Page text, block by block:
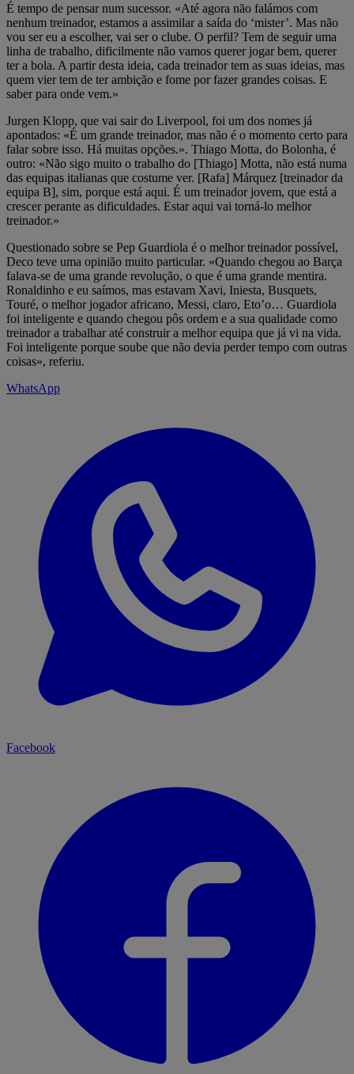
É tempo de pensar num sucessor. «Até agora não falámos com
nenhum treinador, estamos a assimilar a saída do ‘mister’. Mas não
vou ser eu a escolher, vai ser o clube. O perfil? Tem de seguir uma
linha de trabalho, dificilmente não vamos querer jogar bem, querer
ter a bola. A partir desta ideia, cada treinador tem as suas ideias, mas
quem vier tem de ter ambição e fome por fazer grandes coisas. E
saber para onde vem.»
Jurgen Klopp, que vai sair do Liverpool, foi um dos nomes já
apontados: «É um grande treinador, mas não é o momento certo para
falar sobre isso. Há muitas opções.». Thiago Motta, do Bolonha, é
outro: «Não sigo muito o trabalho do [Thiago] Motta, não está numa
das equipas italianas que costume ver. [Rafa] Márquez [treinador da
equipa B], sim, porque está aqui. É um treinador jovem, que está a
crescer perante as dificuldades. Estar aqui vai torná-lo melhor
treinador.»
Questionado sobre se Pep Guardiola é o melhor treinador possível,
Deco teve uma opinião muito particular. «Quando chegou ao Barça
falava-se de uma grande revolução, o que é uma grande mentira.
Ronaldinho e eu saímos, mas estavam Xavi, Iniesta, Busquets,
Touré, o melhor jogador africano, Messi, claro, Eto’o… Guardiola
foi inteligente e quando chegou pôs ordem e a sua qualidade como
treinador a trabalhar até construir a melhor equipa que já vi na vida.
Foi inteligente porque soube que não devia perder tempo com outras
coisas», referiu.
WhatsApp
Facebook